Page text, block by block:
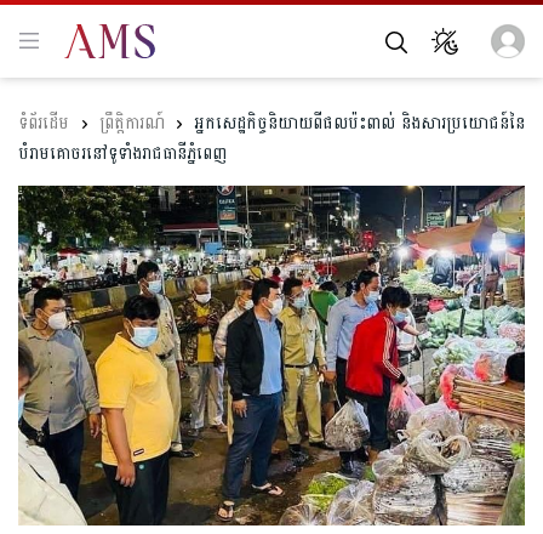
ព្រឹត្តិការណ៍
អ្នកសេដ្ឋកិច្ចនិយាយពីផលប៉ះពាល់ និងសារប្រយោជន៍នៃ
បំរាមគោចរនៅទូទាំងរាជធានីភ្នំពេញ